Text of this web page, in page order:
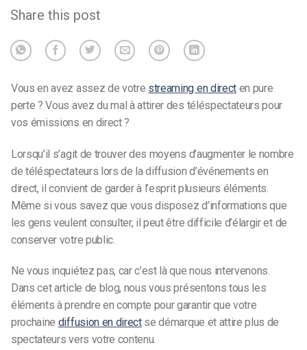
Share this post
Vous en avez assez de votre streaming en directen pure
perte ? Vous avez du mal à attirer des téléspectateurs pour
vos émissions en direct ?
Lorsqu’il s’agit de trouver des moyens d’augmenter le nombre
de téléspectateurs lors de la diffusion d’événements en
direct, il convient de garder à l’esprit plusieurs éléments.
Même si vous savez que vous disposez d’informations que
les gens veulent consulter, il peut être difficile d’élargir et de
conserver votre public.
Ne vous inquiétez pas, car c’est là que nous intervenons.
Dans cet article de blog, nous vous présentons tous les
éléments à prendre en compte pour garantir que votre
prochaine diffusion en directse démarque et attire plus de
spectateurs vers votre contenu.